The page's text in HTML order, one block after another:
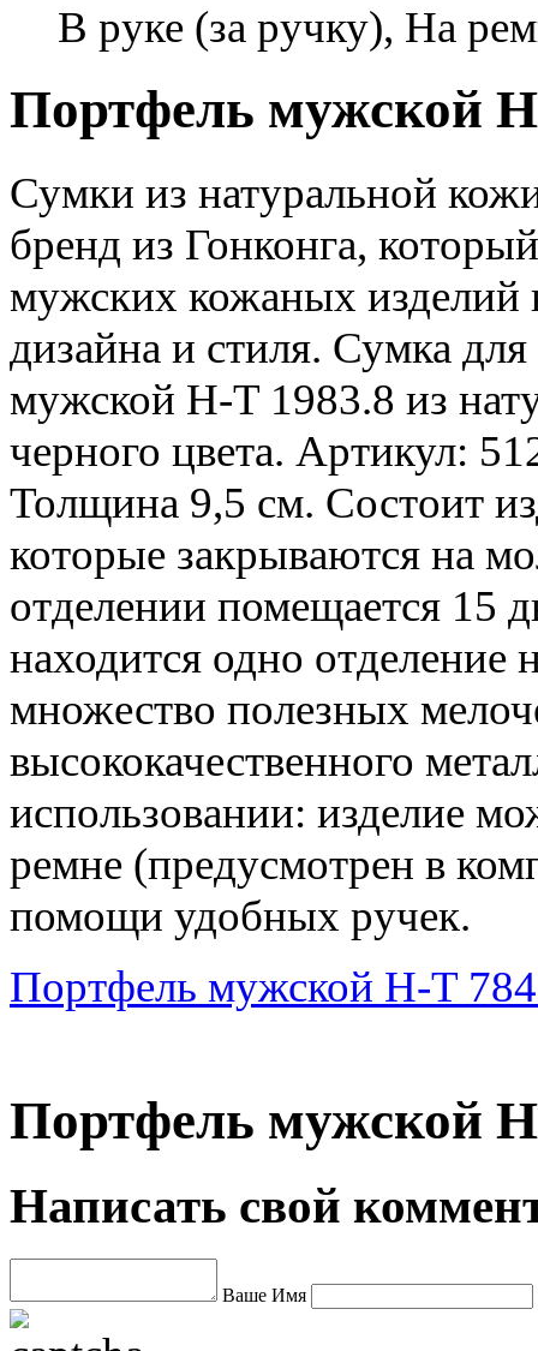
В руке (за ручку), На
Портфель мужской
Сумки из натуральной
бренд из Гонконга,
мужских кожаных изделий
дизайна и стиля. Сумка
мужской H-T 1983.8 из
черного цвета. Артикул:
Толщина 9,5 см. Состоит
которые закрываются на
отделении помещается 15
находится одно отделение
множество полезных
высококачественного
использовании: изделие
ремне (предусмотрен в
помощи удобных ручек.
Портфель мужской H-T
Портфель мужской
Написать свой
Ваше Имя